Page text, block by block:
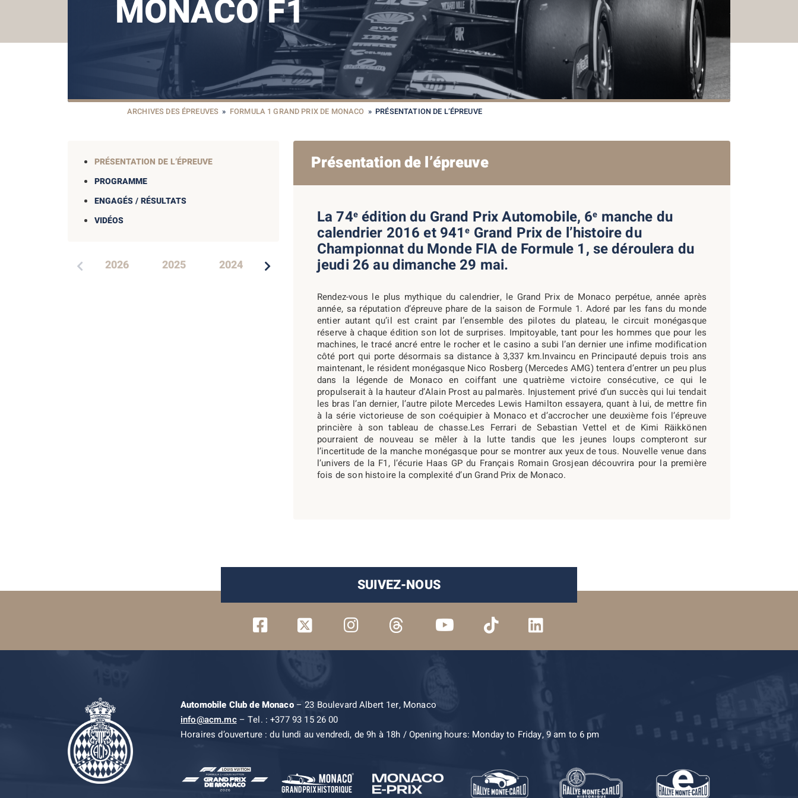
MONACO F1
ARCHIVES DES ÉPREUVES » FORMULA 1 GRAND PRIX DE MONACO »PRÉSENTATION DE L’ÉPREUVE
PRÉSENTATION DE L’ÉPREUVE
PROGRAMME
ENGAGÉS / RÉSULTATS
VIDÉOS
2026 2025 2024 2022 2021 2020 2019
Présentation de l’épreuve
La 74eédition du Grand Prix Automobile, 6e manche du
calendrier 2016 et 941e Grand Prix de l’histoire du
Championnat du Monde FIA de Formule 1, se déroulera du
jeudi 26 au dimanche 29 mai.
Rendez-vous le plus mythique du calendrier, le Grand Prix de Monaco perpétue, année après
année, sa réputation d’épreuve phare de la saison de Formule 1. Adoré par les fans du monde
entier autant qu’il est craint par l’ensemble des pilotes du plateau, le circuit monégasque
réserve à chaque édition son lot de surprises. Impitoyable, tant pour les hommes que pour les
machines, le tracé ancré entre le rocher et le casino a subi l’an dernier une infime modification
côté port qui porte désormais sa distance à 3,337 km.Invaincu en Principauté depuis trois ans
maintenant, le résident monégasque Nico Rosberg (Mercedes AMG) tentera d’entrer un peu plus
dans la légende de Monaco en coiffant une quatrième victoire consécutive, ce qui le
propulserait à la hauteur d’Alain Prost au palmarès. Injustement privé d’un succès qui lui tendait
les bras l’an dernier, l’autre pilote Mercedes Lewis Hamilton essayera, quant à lui, de mettre fin
à la série victorieuse de son coéquipier à Monaco et d’accrocher une deuxième fois l’épreuve
princière à son tableau de chasse.Les Ferrari de Sebastian Vettel et de Kimi Räikkönen
pourraient de nouveau se mêler à la lutte tandis que les jeunes loups compteront sur
l’incertitude de la manche monégasque pour se montrer aux yeux de tous. Nouvelle venue dans
l’univers de la F1, l’écurie Haas GP du Français Romain Grosjean découvrira pour la première
fois de son histoire la complexité d’un Grand Prix de Monaco.
SUIVEZ-NOUS
Automobile Club de Monaco– 23 Boulevard Albert 1er, Monaco
info@acm.mc– Tel. : +377 93 15 26 00
Horaires d’ouverture : du lundi au vendredi, de 9h à 18h / Opening hours: Monday to Friday, 9 am to 6 pm